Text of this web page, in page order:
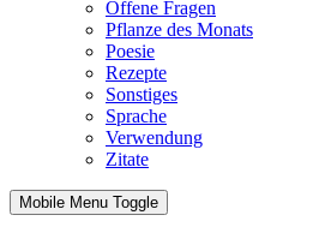
Offene Fragen
Pflanze des Monats
Poesie
Rezepte
Sonstiges
Sprache
Verwendung
Zitate
Mobile Menu Toggle